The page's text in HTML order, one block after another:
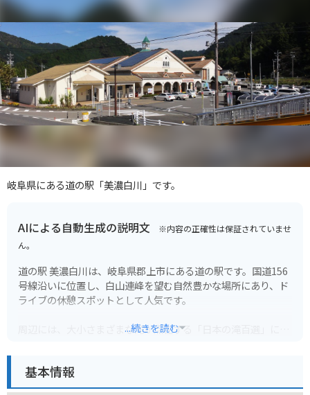
岐阜県にある道の駅「美濃白川」です。
AIによる自動生成の説明文 ※内容の正確性は保証されていませ
ん。
道の駅 美濃白川は、岐阜県郡上市にある道の駅です。国道156
号線沿いに位置し、白山連峰を望む自然豊かな場所にあり、ド
ライブの休憩スポットとして人気です。
周辺には、大小さまざまな滝が点在する「日本の滝百選」にも
特産品は、地元産の新鮮な野菜や果物、山菜などが販売されて
...続きを読む
基本情報